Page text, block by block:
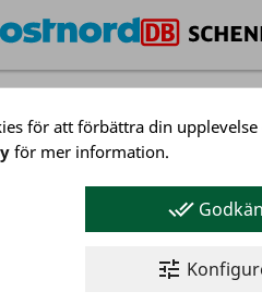
Kundservice
Köpvillkor
Integritetspolicy
Kundservice
för att förbättra din
för mer information.
done_all
tune